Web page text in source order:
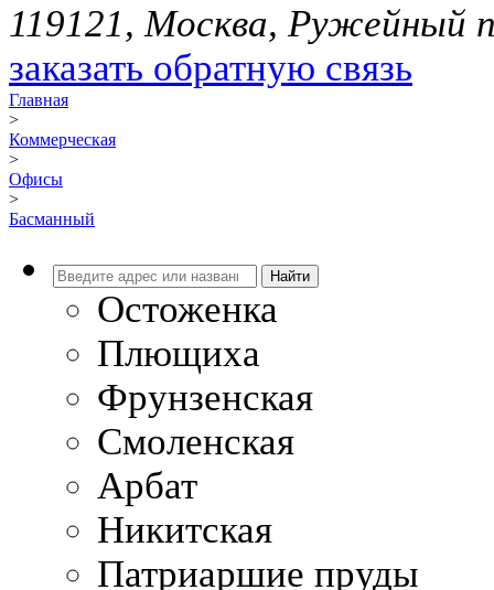
119121, Москва, Ружейный
заказать обратную связь
Главная
>
Коммерческая
>
Офисы
>
Басманный
Остоженка
Плющиха
Фрунзенская
Смоленская
Арбат
Никитская
Патриаршие пруды